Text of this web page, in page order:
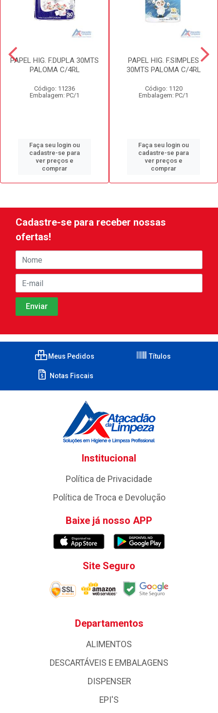
PAPEL HIG. F.DUPLA 30MTS
PALOMA C/4RL
Código: 11236
Embalagem: PC/1
Faça seu login ou
cadastre-se para
ver preços e
comprar
PAPEL HIG. F.SIMPLES
30MTS PALOMA C/4RL
Código: 1120
Embalagem: PC/1
Faça seu login ou
cadastre-se para
ver preços e
comprar
Cadastre-se para receber nossas
ofertas!
Meus Pedidos Títulos
Notas Fiscais
Institucional
Política de Privacidade
Política de Troca e Devolução
Baixe já nosso APP
Site Seguro
Departamentos
ALIMENTOS
DESCARTÁVEIS E EMBALAGENS
DISPENSER
EPI'S